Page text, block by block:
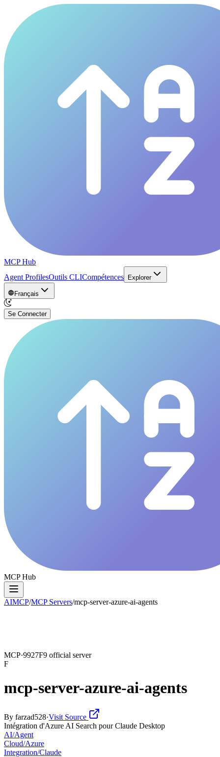
MCP Hub
Agent ProfilesOutils CLICompétences Explorer
Français
Se Connecter
MCP Hub
AIMCP/MCP Servers/mcp-server-azure-ai-agents
MCP·9927F9 official server
F
mcp-server-azure-ai-agents
By farzad528·Visit Source
Intégration d'Azure AI Search pour Claude Desktop
AI/Agent
Cloud/Azure
Integration/Claude